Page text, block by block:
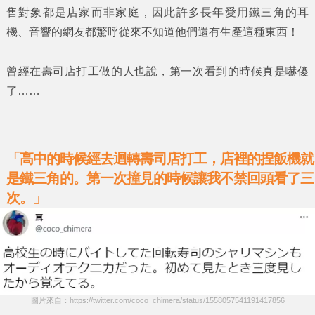
售對象都是 店家而非家庭 ，因此許多長年愛用鐵三角 的耳
機、音響的網友都驚呼從來不知道他們還有生產這種東西！
曾經在壽司店打工做的人也說，第一次看到的時候真是嚇傻
了……
「高中的時候經去迴轉壽司店打工，店裡的捏飯機就
是鐵三角的。第一次撞見的時候讓我不禁回頭看了三
次。」
圖片來自：https://twitter.com/coco_chimera/status/1558057541191417856